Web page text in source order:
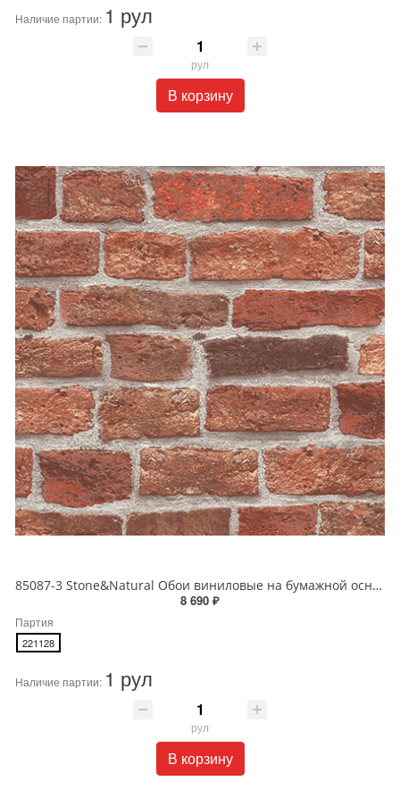
Наличие партии: 1 рул
рул
В корзину
85087-3 Stone&Natural Обои виниловые на бумажной основе 1.06*15.5
8 690 ₽
Партия
221128
Наличие партии: 1 рул
рул
В корзину